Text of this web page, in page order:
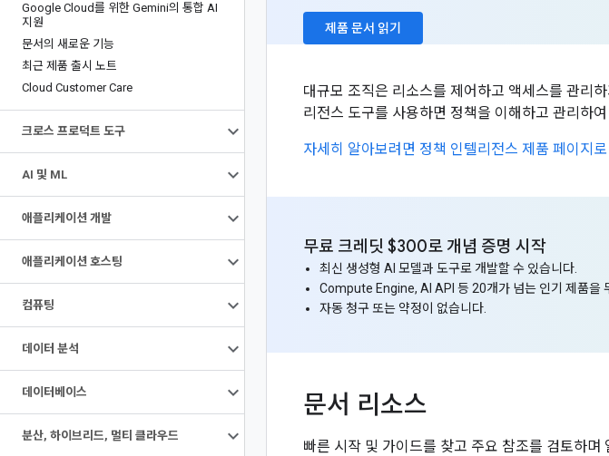
Google Cloud를 위한 Gemini의 통합 AI
지원
문서의 새로운 기능
최근 제품 출시 노트
Cloud Customer Care
크로스 프로덕트 도구
AI 및 ML
애플리케이션 개발
애플리케이션 호스팅
컴퓨팅
데이터 분석
데이터베이스
분산, 하이브리드, 멀티 클라우드
제품 문서 읽기
대규모 조직은 리소스를 제어하고 액세스를 관리
리전스 도구를 사용하면 정책을 이해하고 관리하
자세히 알아보려면 정책 인텔리전스 제품 페이지
무료 크레딧 $300로 개념 증명 시작
최신 생성형 AI 모델과 도구로 개발할 수 있습니다.
Compute Engine, AI API 등 20개가 넘는 인기 제품을
자동 청구 또는 약정이 없습니다.
문서 리소스
빠른 시작 및 가이드를 찾고 주요 참조를 검토하